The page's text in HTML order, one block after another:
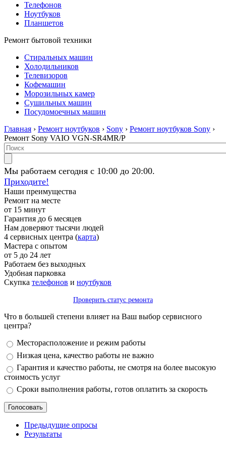
Телефонов
Ноутбуков
Планшетов
Ремонт бытовой техники
Стиральных машин
Холодильников
Телевизоров
Кофемашин
Морозильных камер
Сушильных машин
Посудомоечных машин
Главная › Ремонт ноутбуков › Sony › Ремонт ноутбуков Sony ›
Ремонт Sony VAIO VGN-SR4MR/P
Мы работаем сегодня с 10:00 до 20:00.
Приходите!
Наши преимущества
Ремонт на месте
от 15 минут
Гарантия до 6 месяцев
Нам доверяют тысячи людей
4 сервисных центра (карта)
Мастера с опытом
от 5 до 24 лет
Работаем без выходных
Удобная парковка
Скупка телефонов и ноутбуков
Проверить статус ремонта
Что в большей степени влияет на Ваш выбор сервисного
центра?
Варианты
Месторасположение и режим работы
Низкая цена, качество работы не важно
Гарантия и качество работы, не смотря на более высокую
стоимость услуг
Сроки выполнения работы, готов оплатить за скорость
Предыдущие опросы
Результаты